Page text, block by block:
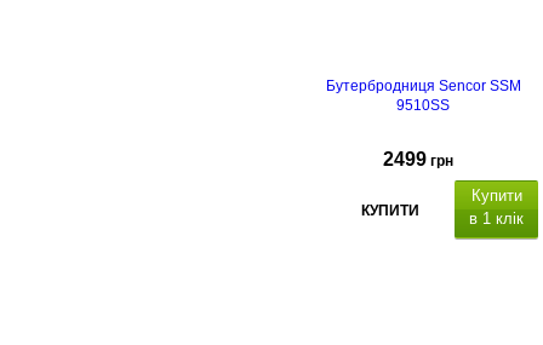
Бутербродниця Sencor SSM
9510SS
2499 грн
КУПИТИ
Купити
в 1 клік